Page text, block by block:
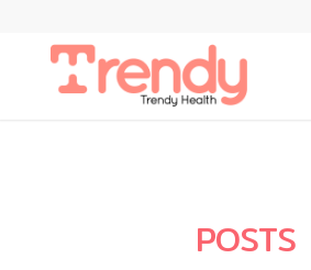
POSTS